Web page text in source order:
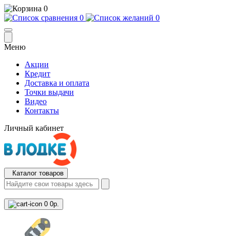
0
0
0
Меню
Акции
Кредит
Доставка и оплата
Точки выдачи
Видео
Контакты
Личный кабинет
Каталог товаров
0 0р.